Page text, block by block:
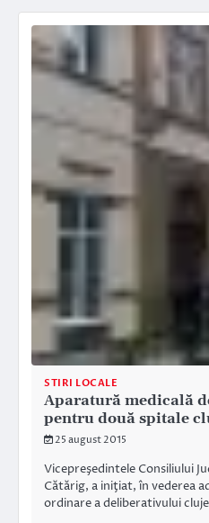
STIRI LOCALE
Aparatură medicală
pentru două spitale
25 august 2015
Vicepreşedintele Consiliului
Cătărig, a iniţiat, în vederea
ordinare a deliberativului